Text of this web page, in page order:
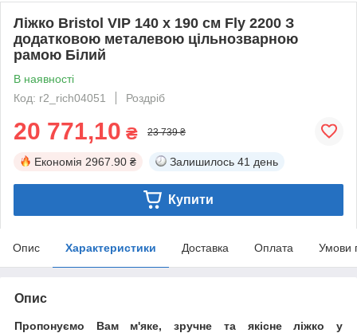
Ліжко Bristol VIP 140 х 190 см Fly 2200 З
додатковою металевою цільнозварною
рамою Білий
В наявності
Код: r2_rich04051
Роздріб
20 771,10 ₴ 23 739 ₴
Економія 2967.90 ₴ Залишилось 41 день
Купити
Опис Характеристики Доставка Оплата Умови
Опис
Пропонуємо Вам м'яке, зручне та якiсне ліжко у